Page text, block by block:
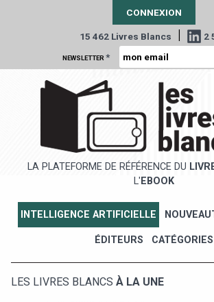
CONNEXION
15 462 Livres Blancs | 2
NEWSLETTER *
LA PLATEFORME DE RÉFÉRENCE DU
L' EBOOK
INTELLIGENCE ARTIFICIELLE
ÉDITEURS CATÉGORIES
LES LIVRES BLANCS À LA UNE